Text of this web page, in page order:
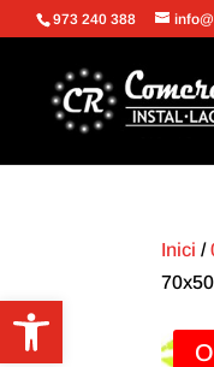
Obre la barra d'eines
973 240 388
Inici /